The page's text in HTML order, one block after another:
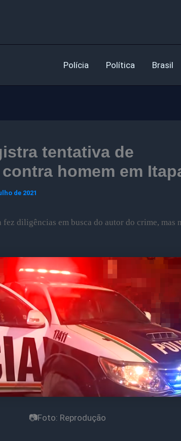
Polícia Política Brasil
tentativa de
homem em
de 2021
diligências em busca do autor do crime, mas
📷Foto: Reprodução